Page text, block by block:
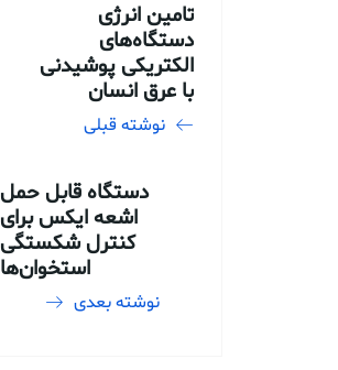
تامین انرژی
دستگاه‌های
الکتریکی پوشیدنی
با عرق انسان
نوشته قبلی
دستگاه قابل حمل
اشعه ایکس برای
کنترل شکستگی
استخوان‌ها
نوشته بعدی